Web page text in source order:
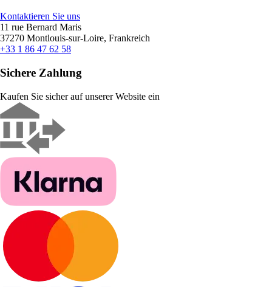
Kontaktieren Sie uns
11 rue Bernard Maris
37270 Montlouis-sur-Loire, Frankreich
+33 1 86 47 62 58
Sichere Zahlung
Kaufen Sie sicher auf unserer Website ein